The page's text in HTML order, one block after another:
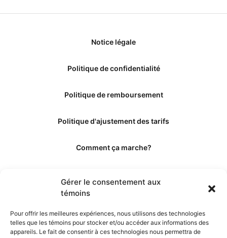
Gérer le consentement aux
témoins
Pour offrir les meilleures expériences, nous utilisons des technologies
telles que les témoins pour stocker et/ou accéder aux informations des
appareils. Le fait de consentir à ces technologies nous permettra de
Notice légale
Politique de confidentialité
Politique de remboursement
Politique d'ajustement des tarifs
Comment ça marche?
Les éditeurs